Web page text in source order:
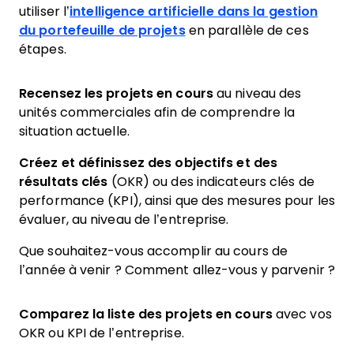
utiliser l’intelligence artificielle dans la gestion
du portefeuille de projetsen parallèle de ces
étapes.
Recensez les projets en coursau niveau des
unités commerciales afin de comprendre la
situation actuelle.
Créez et définissez des objectifs et des
résultats clés (OKR) ou des indicateurs clés de
performance (KPI), ainsi que des mesures pour les
évaluer, au niveau de l’entreprise.
Que souhaitez-vous accomplir au cours de
l’année à venir ? Comment allez-vous y parvenir ?
Comparez la liste des projets en coursavec vos
OKR ou KPI de l’entreprise.